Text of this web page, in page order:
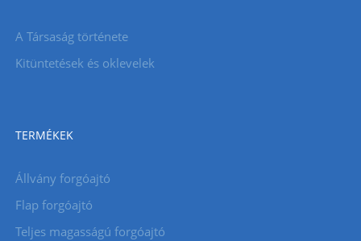
A Társaság története
Kitüntetések és oklevelek
TERMÉKEK
Állvány forgóajtó
Flap forgóajtó
Teljes magasságú forgóajtó